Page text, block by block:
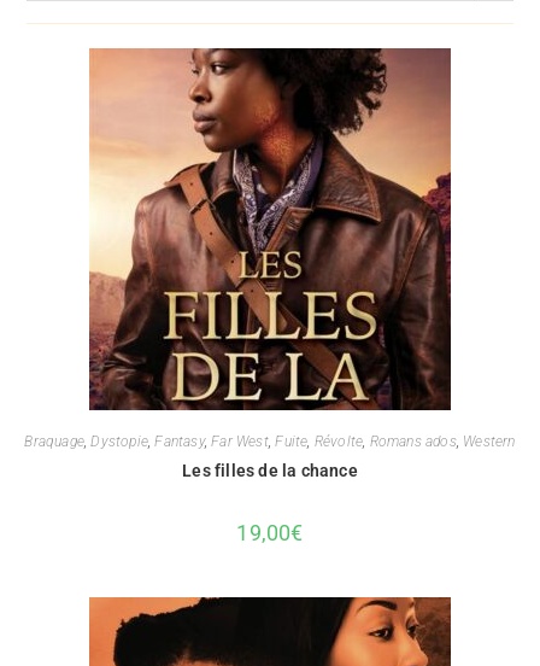
Braquage ,Dystopie ,Fantasy,Far West,Fuite Révolte Romans ados, Western
Les filles de la chance
19,00€